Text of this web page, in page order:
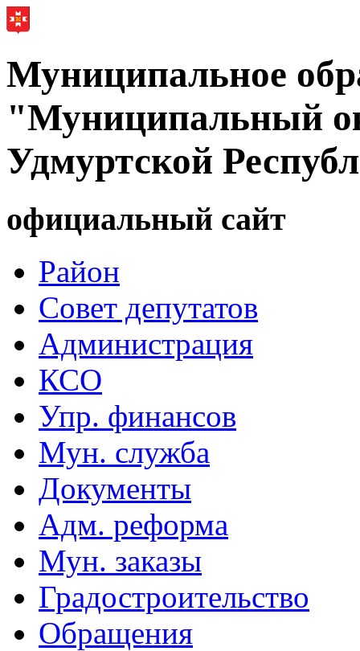
Муниципальное
"Муниципальный
Удмуртской
официальный сайт
Район
Совет депутатов
Администрация
КСО
Упр. финансов
Мун. служба
Документы
Адм. реформа
Мун. заказы
Градостроительство
Обращения